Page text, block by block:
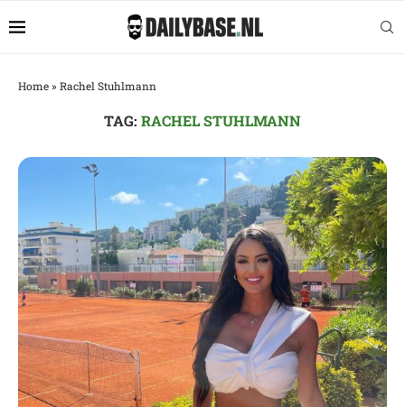
Home» Rachel Stuhlmann
TAG: RACHEL STUHLMANN